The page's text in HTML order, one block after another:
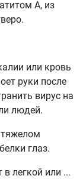
А, из
или кровь
руки после
вирус на
людей.
тяжелом
глаз.
в легкой или